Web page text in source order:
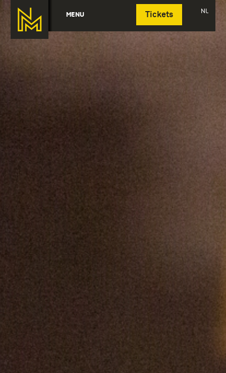
MENU Tickets NL
Deutsch